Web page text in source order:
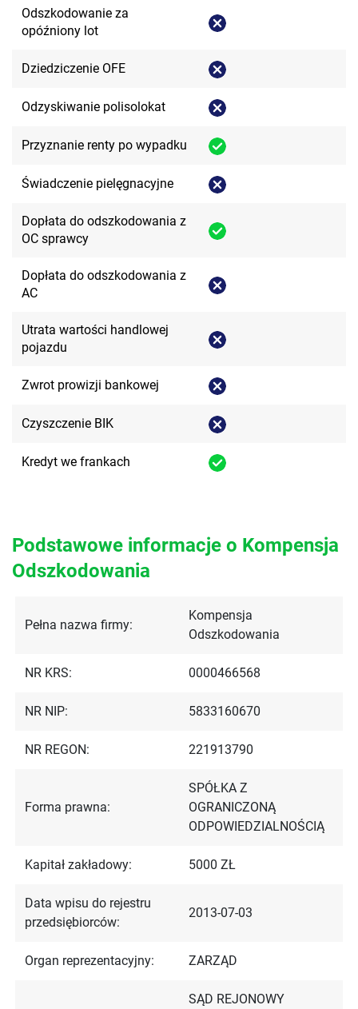
Odszkodowanie za
opóźniony lot
Dziedziczenie OFE
Odzyskiwanie polisolokat
Przyznanie renty po wypadku
Świadczenie pielęgnacyjne
Dopłata do odszkodowania z
OC sprawcy
Dopłata do odszkodowania z
AC
Utrata wartości handlowej
pojazdu
Zwrot prowizji bankowej
Czyszczenie BIK
Kredyt we frankach
Podstawowe informacje o Kompensja
Odszkodowania
Pełna nazwa firmy:
Kompensja
Odszkodowania
NR KRS: 0000466568
NR NIP: 5833160670
NR REGON: 221913790
Forma prawna:
SPÓŁKA Z
OGRANICZONĄ
ODPOWIEDZIALNOŚCIĄ
Kapitał zakładowy: 5000 ZŁ
Data wpisu do rejestru
przedsiębiorców:
2013-07-03
Organ reprezentacyjny: ZARZĄD
SĄD REJONOWY